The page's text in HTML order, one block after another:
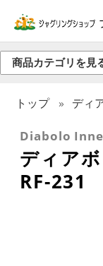
商品カテゴリを見
トップ ディ
Diabolo
ディア
RF-231